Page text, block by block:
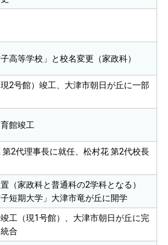
子高等学校」と校名変更（家政科）
2号館）竣工、大津市朝日が丘に一部
館竣工
第2代理事長に就任、松村花 第2代校長
（家政科と普通科の2学科となる）
子短期大学」大津市竜が丘に開学
工（現1号館）、大津市朝日が丘に完
合